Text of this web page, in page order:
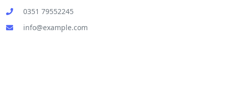
0351 79552245
info@example.com